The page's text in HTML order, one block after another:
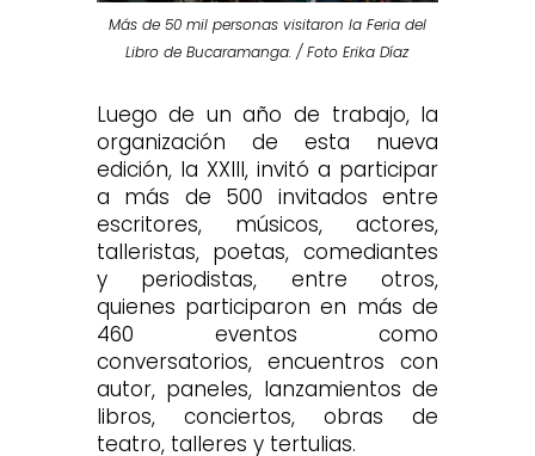
Más de 50 mil personas visitaron la Feria del
Libro de Bucaramanga. / Foto Erika Díaz
Luego de un año de trabajo, la
organización de esta nueva
edición, la XXIII, invitó a participar
a más de 500 invitados entre
escritores, músicos, actores,
talleristas, poetas, comediantes
y periodistas, entre otros,
quienes participaron en más de
460 eventos como
conversatorios, encuentros con
autor, paneles, lanzamientos de
libros, conciertos, obras de
teatro, talleres y tertulias.